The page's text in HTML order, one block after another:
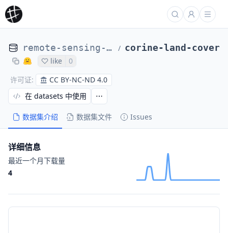
remote-sensing-ense3-grenoble-inp / corine-land-cover
like
0
许可证: CC BY-NC-ND 4.0
数据集介绍 数据集文件 Issues
在 datasets 中使用
详细信息
最近一个月下载量
4